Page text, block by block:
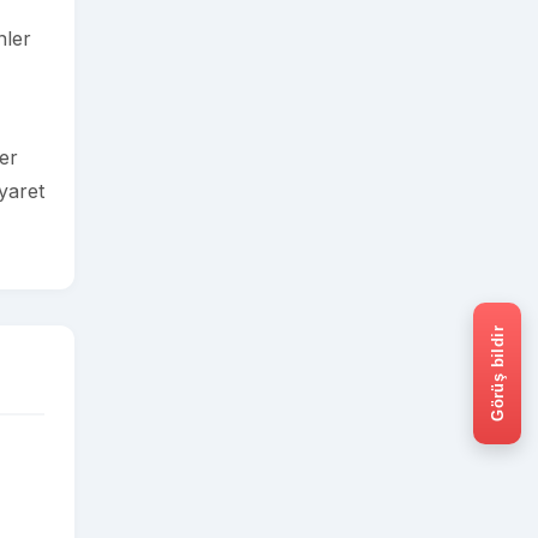
Görüş bildir